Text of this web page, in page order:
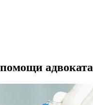
адвоката